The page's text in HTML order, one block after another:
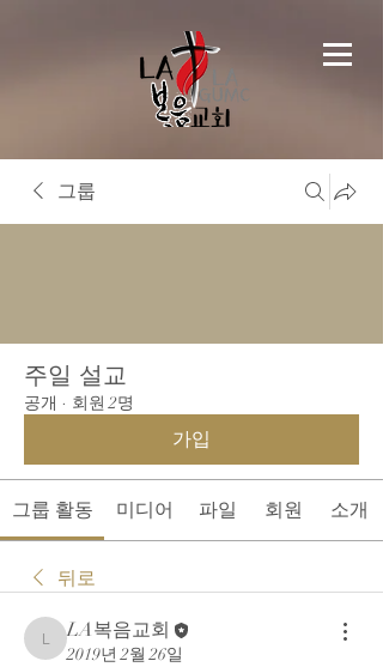
그룹
주일 설교
공개 · 회원 2명
가입
그룹 활동 미디어 파일 회원 소개
뒤로
LA복음교회
LA복음교회
2019년 2월 26일